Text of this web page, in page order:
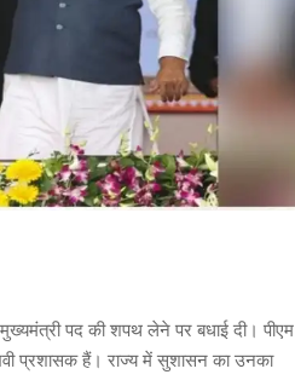
मुख्यमंत्री पद की शपथ लेने पर बधाई दी। पीएम
प्रशासक हैं। राज्य में सुशासन का उनका